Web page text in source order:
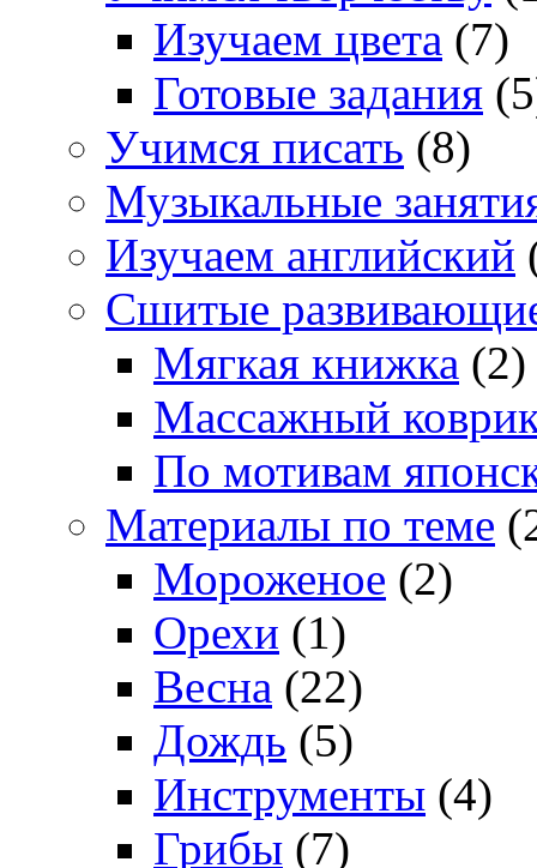
Изучаем цвета (7)
Готовые задания
Учимся писать (8)
Музыкальные
Изучаем английский
Сшитые
Мягкая книжка (2)
Массажный
По мотивам
Материалы по теме
Мороженое (2)
Орехи (1)
Весна (22)
Дождь (5)
Инструменты (4)
Грибы (7)